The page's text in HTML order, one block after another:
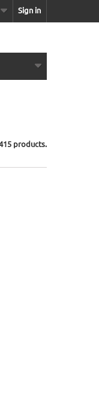
Sign in
products.